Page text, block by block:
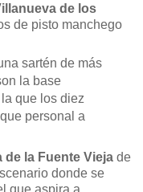
de los
de pisto manchego
sartén de más
la base
que los diez
personal a
de la Fuente Vieja de
donde se